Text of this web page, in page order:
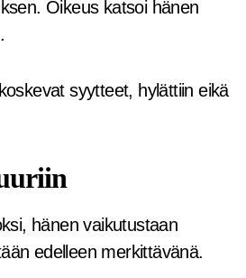
Oikeus katsoi hänen
syytteet, hylättiin eikä
hänen vaikutustaan
edelleen merkittävänä.